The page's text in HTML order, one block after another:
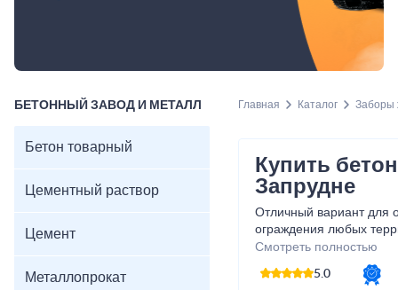
БЕТОННЫЙ ЗАВОД И МЕТАЛЛ
Бетон товарный
Цементный раствор
Цемент
Металлопрокат
Главная Каталог Заборы
Купить
Запрудне
Отличный вариант для
ограждения любых
и постоянного
компания предлагает
купить элементы
Смотреть полностью
5.0